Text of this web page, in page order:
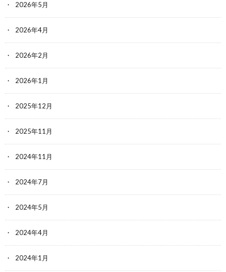
2026年5月
2026年4月
2026年2月
2026年1月
2025年12月
2025年11月
2024年11月
2024年7月
2024年5月
2024年4月
2024年1月